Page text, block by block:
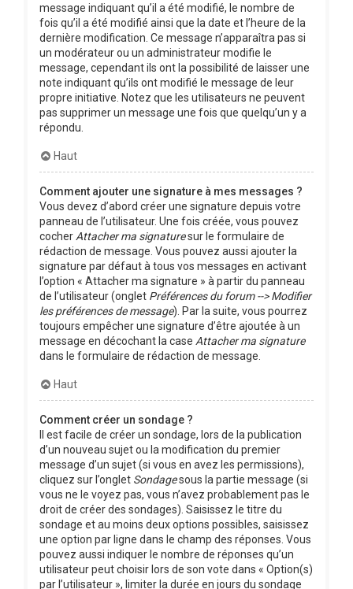
message indiquant qu’il a été modifié, le nombre de
fois qu’il a été modifié ainsi que la date et l’heure de la
dernière modification. Ce message n’apparaîtra pas si
un modérateur ou un administrateur modifie le
message, cependant ils ont la possibilité de laisser une
note indiquant qu’ils ont modifié le message de leur
propre initiative. Notez que les utilisateurs ne peuvent
pas supprimer un message une fois que quelqu’un y a
répondu.
Haut
Comment ajouter une signature à mes messages ?
Vous devez d’abord créer une signature depuis votre
panneau de l’utilisateur. Une fois créée, vous pouvez
cocher Attacher ma signaturesur le formulaire de
rédaction de message. Vous pouvez aussi ajouter la
signature par défaut à tous vos messages en activant
l’option « Attacher ma signature » à partir du panneau
de l’utilisateur (onglet Préférences du forum --> Modifier
les préférences de message). Par la suite, vous pourrez
toujours empêcher une signature d’être ajoutée à un
message en décochant la case Attacher ma signature
dans le formulaire de rédaction de message.
Haut
Comment créer un sondage ?
Il est facile de créer un sondage, lors de la publication
d’un nouveau sujet ou la modification du premier
message d’un sujet (si vous en avez les permissions),
cliquez sur l’onglet Sondagesous la partie message (si
vous ne le voyez pas, vous n’avez probablement pas le
droit de créer des sondages). Saisissez le titre du
sondage et au moins deux options possibles, saisissez
une option par ligne dans le champ des réponses. Vous
pouvez aussi indiquer le nombre de réponses qu’un
utilisateur peut choisir lors de son vote dans « Option(s)
par l’utilisateur », limiter la durée en jours du sondage